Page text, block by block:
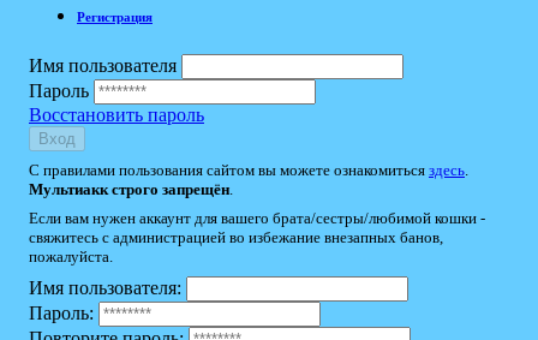
Регистрация
Имя пользователя
Пароль
Восстановить пароль
Вход
С правилами пользования сайтом вы можете ознакомиться здесь
Мультиакк строго запрещён
Если вам нужен аккаунт для вашего брата/сестры/любимой кошки -
свяжитесь с администрацией во избежание внезапных банов,
пожалуйста.
Имя пользователя:
Пароль: